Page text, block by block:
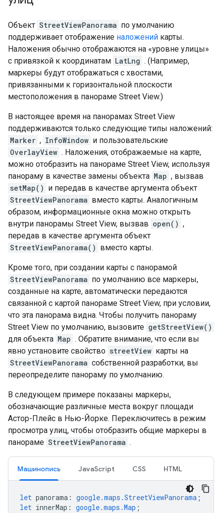
Объект StreetViewPanorama по умолчанию
поддерживает отображение наложений карты.
Наложения обычно отображаются на «уровне улицы»
с привязкой к координатам LatLng . (Например,
маркеры будут отображаться с хвостами,
привязанными к горизонтальной плоскости
местоположения в панораме Street View.)
В настоящее время на панорамах Street View
поддерживаются только следующие типы наложений:
Marker , InfoWindow и пользовательские
OverlayView . Наложения, отображаемые на карте,
можно отобразить на панораме Street View, используя
панораму в качестве замены объекта Map , вызвав
setMap() и передав в качестве аргумента объект
StreetViewPanorama вместо карты. Аналогичным
образом, информационные окна можно открыть
внутри панорамы Street View, вызвав open() ,
передав в качестве аргумента объект
StreetViewPanorama() вместо карты.
Кроме того, при создании карты с панорамой
StreetViewPanorama по умолчанию все маркеры,
созданные на карте, автоматически передаются
связанной с картой панораме Street View, при условии,
что эта панорама видна. Чтобы получить панораму
Street View по умолчанию, вызовите getStreetView()
для объекта Map . Обратите внимание, что если вы
явно установите свойство streetView карты на
StreetViewPanorama собственной разработки, вы
переопределите панораму по умолчанию.
В следующем примере показаны маркеры,
обозначающие различные места вокруг площади
Астор-Плейс в Нью-Йорке. Переключитесь в режим
просмотра улиц, чтобы отобразить общие маркеры в
панораме StreetViewPanorama .
Машинопись JavaScript CSS HTML
let panorama : google.maps.StreetViewPanorama ;
let innerMap : google.maps.Map ;